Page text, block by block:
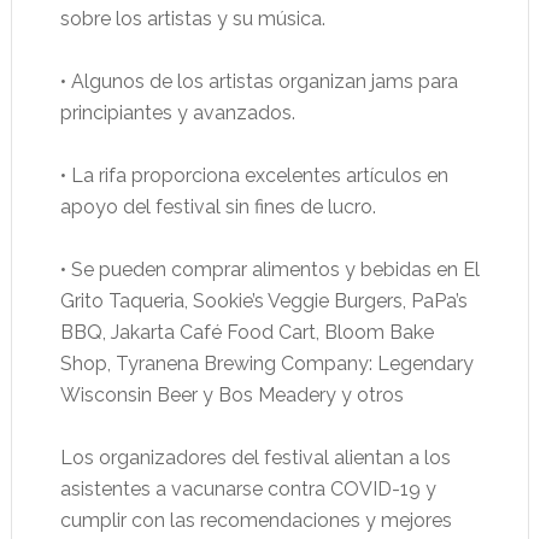
sobre los artistas y su música.
• Algunos de los artistas organizan jams para
principiantes y avanzados.
• La rifa proporciona excelentes artículos en
apoyo del festival sin fines de lucro.
• Se pueden comprar alimentos y bebidas en El
Grito Taqueria, Sookie’s Veggie Burgers, PaPa’s
BBQ, Jakarta Café Food Cart, Bloom Bake
Shop, Tyranena Brewing Company: Legendary
Wisconsin Beer y Bos Meadery y otros
Los organizadores del festival alientan a los
asistentes a vacunarse contra COVID-19 y
cumplir con las recomendaciones y mejores